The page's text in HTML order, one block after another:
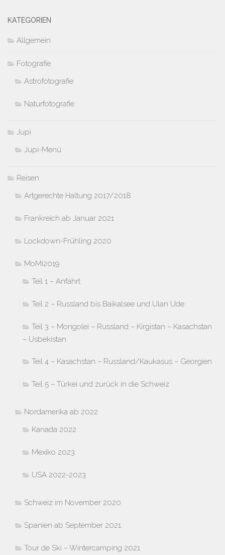
KATEGORIEN
Allgemein
Fotografie
Astrofotografie
Naturfotografie
Jupi
Jupi-Menü
Reisen
Artgerechte Haltung 2017/2018
Frankreich ab Januar 2021
Lockdown-Frühling 2020
MoMi2019
Teil 1 – Anfahrt
Teil 2 – Russland bis Baikalsee und Ulan Ude
Teil 3 – Mongolei – Russland – Kirgistan – Kasachstan
– Usbekistan
Teil 4 – Kasachstan – Russland/Kaukasus – Georgien
Teil 5 – Türkei und zurück in die Schweiz
Nordamerika ab 2022
Kanada 2022
Mexiko 2023
USA 2022-2023
Schweiz im November 2020
Spanien ab September 2021
Tour de Ski – Wintercamping 2021